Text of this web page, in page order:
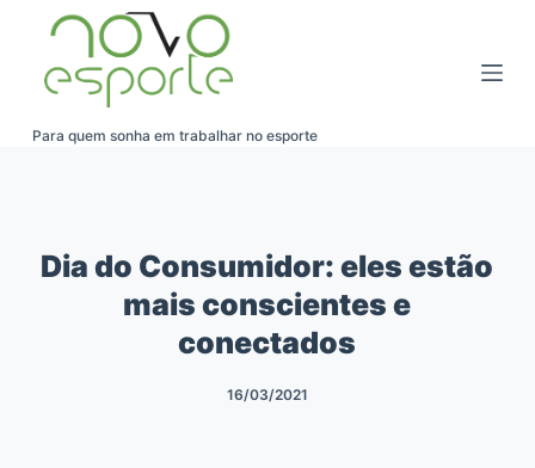
Para quem sonha em trabalhar no esporte
Dia do Consumidor: eles estão
mais conscientes e
conectados
16/03/2021